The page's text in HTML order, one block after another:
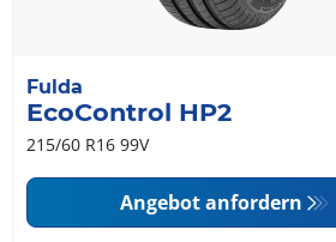
Fulda
EcoControl HP2
215/60 R16 99V
Angebot anfordern